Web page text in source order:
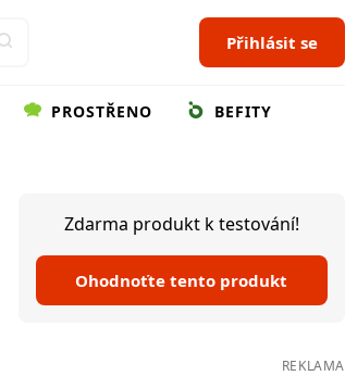
Přihlásit se
PROSTŘENO BEFITY
Zdarma produkt k testování!
Ohodnoťte tento produkt
REKLAMA